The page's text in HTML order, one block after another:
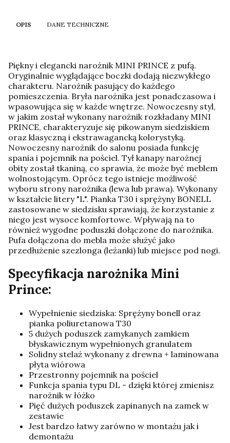
OPIS DANE TECHNICZNE
Piękny i elegancki narożnik MINI PRINCE z pufą.
Oryginalnie wyglądające boczki dodają niezwykłego
charakteru. Narożnik pasujący do każdego
pomieszczenia. Bryła narożnika jest ponadczasowa i
wpasowująca się w każde wnętrze. Nowoczesny styl,
w jakim został wykonany narożnik rozkładany MINI
PRINCE, charakteryzuje się pikowanym siedziskiem
oraz klasyczną i ekstrawagancką kolorystyką.
Nowoczesny narożnik do salonu posiada funkcję
spania i pojemnik na pościel. Tył kanapy narożnej
obity został tkaniną, co sprawia, że może być meblem
wolnostojącym. Oprócz tego istnieje możliwość
wyboru strony narożnika (lewa lub prawa). Wykonany
w kształcie litery "L". Pianka T30 i sprężyny BONELL
zastosowane w siedzisku sprawiają, że korzystanie z
niego jest wysoce komfortowe. Wpływają na to
również wygodne poduszki dołączone do narożnika.
Pufa dołączona do mebla może służyć jako
przedłużenie szezlonga (leżanki) lub miejsce pod nogi.
Specyfikacja narożnika Mini
Prince:
Wypełnienie siedziska: Sprężyny bonell oraz
pianka poliuretanowa T30
5 dużych poduszek zamykanych zamkiem
błyskawicznym wypełnionych granulatem
Solidny stelaż wykonany z drewna + laminowana
płyta wiórowa
Przestronny pojemnik na pościel
Funkcja spania typu DL - dzięki której zmienisz
narożnik w łóżko
Pięć dużych poduszek zapinanych na zamek w
zestawie
Jest bardzo łatwy zarówno w montażu jak i
demontażu